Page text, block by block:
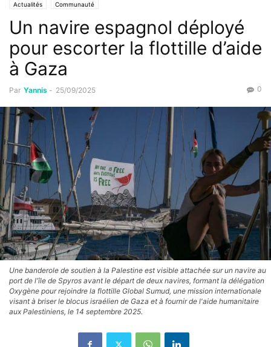
Actualités Communauté
Un navire espagnol déployé
pour escorter la flottille d’aide
à Gaza
Par Yannis - 25/09/2025 0
Une banderole de soutien à la Palestine est visible attachée sur un navire au
port de l'île de Spyros avant le départ de deux navires, formant la délégation
Oxygène pour rejoindre la flottille Global Sumud, une mission internationale
visant à briser le blocus israélien de Gaza et à fournir de l'aide humanitaire
aux Palestiniens, le 14 septembre 2025.